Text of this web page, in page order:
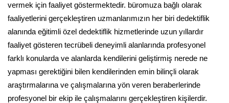
vermek için faaliyet göstermektedir. büromuza bağlı olarak
faaliyetlerini gerçekleştiren uzmanlarımızın her biri dedektiflik
alanında eğitimli özel dedektiflik hizmetlerinde uzun yıllardır
faaliyet gösteren tecrübeli deneyimli alanlarında profesyonel
farklı konularda ve alanlarda kendilerini geliştirmiş nerede ne
yapması gerektiğini bilen kendilerinden emin bilinçli olarak
araştırmalarına ve çalışmalarına yön veren beraberlerinde
profesyonel bir ekip ile çalışmalarını gerçekleştiren kişilerdir.